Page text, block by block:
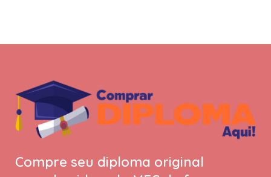
Compre seu diploma original